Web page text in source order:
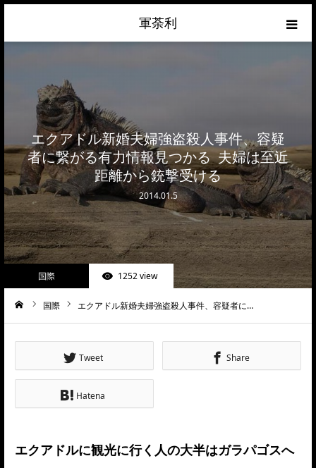
軍荼利
エクアドル新婚夫婦強盗殺人事件、容疑
者に繋がる有力情報見つかる 夫婦は至近
距離から銃撃受ける
2014.01.5
国際 1252 view
国際 エクアドル新婚夫婦強盗殺人事件、容疑者に…
Tweet Share
Hatena
エクアドルに観光に行く人の大半はガラパゴスへ
ネトウヨ
政治
ライフハック
サイトマップ
about
お問合せ